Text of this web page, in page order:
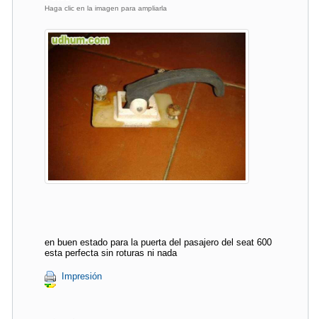
Haga clic en la imagen para ampliarla
en buen estado para la puerta del pasajero del seat 600
esta perfecta sin roturas ni nada
Impresión